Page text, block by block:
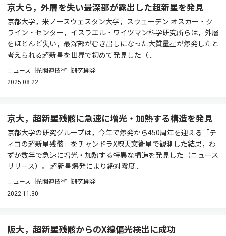
京大ら，外層を失い最深部が露出した超新星を発見
京都大学，米ノースウェスタン大学，スウェーデン オスカー・ク
ライン・センター，イスラエル・ワイツマン科学研究所らは，外層
をほとんど失い，最深部がむき出しになった大質量星が爆発したと
考えられる超新星を世界で初めて発見した（...
ニュース 光関連技術 研究開発
2025.08.22
京大，超新星残骸に急速に増光・加熱する構造を発見
京都大学の研究グループは，今年で爆発から450周年を迎える「テ
ィコの超新星残骸」をチャンドラX線天文衛星で観測した結果，わ
ずか数年で急速に増光・加熱する特異な構造を発見した（ニュース
リリース）。 超新星爆発により絶対零度...
ニュース 光関連技術 研究開発
2022.11.30
阪大，超新星残骸からのX線偏光検出に成功